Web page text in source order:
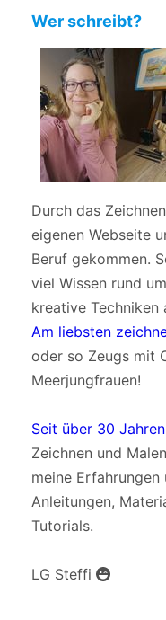
Wer schreibt?
Durch das
eigenen Webseite
Beruf gekommen.
viel Wissen rund
kreative Techniken
Am liebsten
oder so Zeugs mit
Meerjungfrauen!
Seit über 30 Jahren
Zeichnen und
meine
Anleitungen,
Tutorials.
LG Steffi